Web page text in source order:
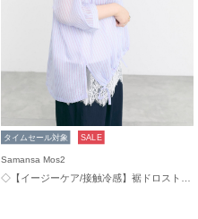
タイムセール対象 SALE
Samansa Mos2